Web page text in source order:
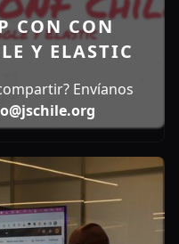
CON CON
Y ELASTIC
Envíanos